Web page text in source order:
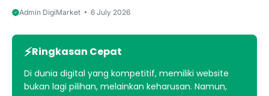
Admin DigiMarket 6 July 2026
Ringkasan Cepat
Di dunia digital yang kompetitif, memiliki website
bukan lagi pilihan, melainkan keharusan. Namun,